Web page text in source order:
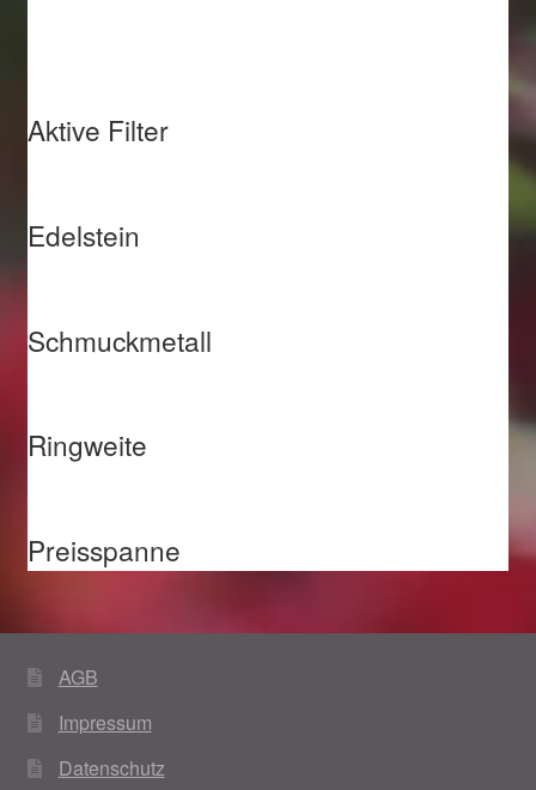
Aktive Filter
Edelstein
Schmuckmetall
Ringweite
Preisspanne
AGB
Impressum
Datenschutz